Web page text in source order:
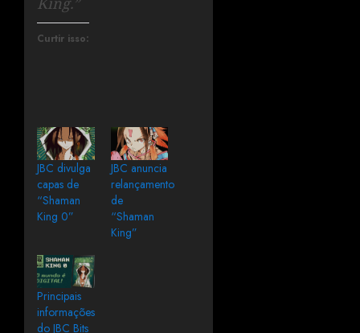
Curtir isso:
JBC divulga
capas de
“Shaman
King 0”
JBC anuncia
relançamento
de
“Shaman
King”
Principais
informações
do JBC Bits